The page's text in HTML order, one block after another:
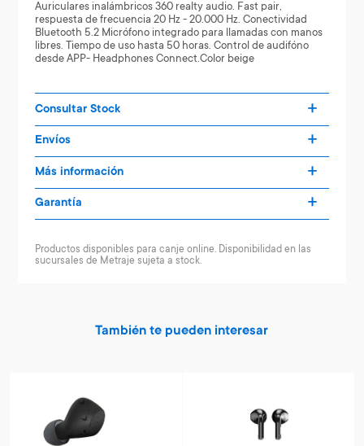
Auriculares inalámbricos 360 realty audio. Fast pair,
respuesta de frecuencia 20 Hz - 20.000 Hz. Conectividad
Bluetooth 5.2 Micrófono integrado para llamadas con manos
libres. Tiempo de uso hasta 50 horas. Control de audifóno
desde APP- Headphones Connect.Color beige
Consultar Stock
Envíos
Más información
Garantía
Productos disponibles para canje online. Disponibilidad en las
sucursales de Metraje sujeta a stock.
También te pueden interesar